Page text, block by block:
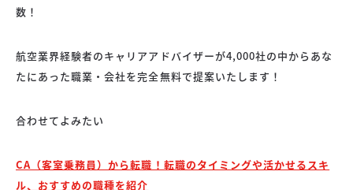
数！
航空業界経験者のキャリアアドバイザーが4,000社の中からあな
たにあった職業・会社を完全無料で提案いたします！
合わせてよみたい
CA（客室乗務員）から転職！転職のタイミングや活かせるスキ
ル、おすすめの職種を紹介